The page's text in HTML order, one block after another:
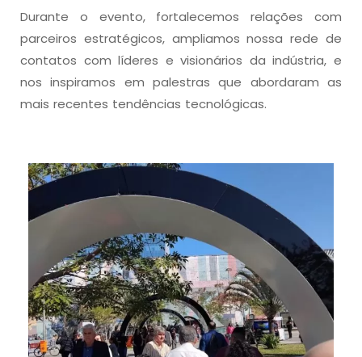
Durante o evento, fortalecemos relações com
parceiros estratégicos, ampliamos nossa rede de
contatos com líderes e visionários da indústria, e
nos inspiramos em palestras que abordaram as
mais recentes tendências tecnológicas.